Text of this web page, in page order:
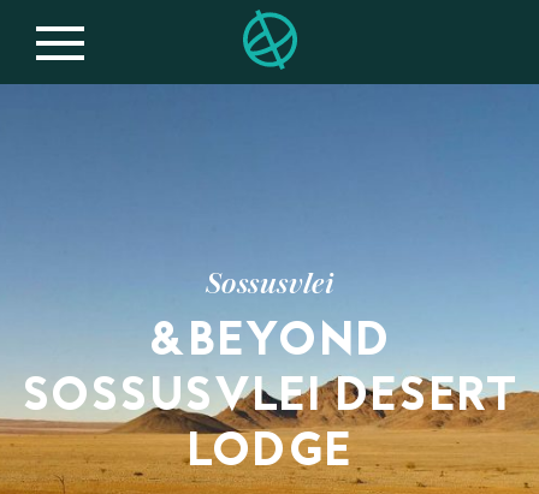
Sossusvlei
&BEYOND
SOSSUSVLEI DESERT
LODGE